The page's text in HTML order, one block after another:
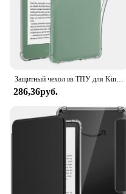
286,36руб.